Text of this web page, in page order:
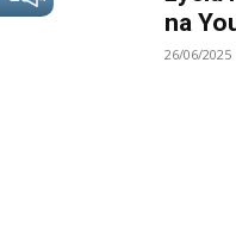
na
26/06/2025